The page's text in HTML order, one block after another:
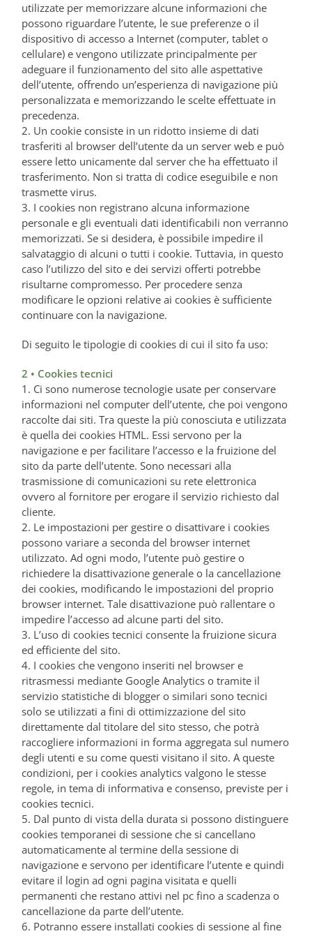
utilizzate per memorizzare alcune informazioni che
possono riguardare l’utente, le sue preferenze o il
dispositivo di accesso a Internet (computer, tablet o
cellulare) e vengono utilizzate principalmente per
adeguare il funzionamento del sito alle aspettative
dell’utente, offrendo un’esperienza di navigazione più
personalizzata e memorizzando le scelte effettuate in
precedenza.
2. Un cookie consiste in un ridotto insieme di dati
trasferiti al browser dell’utente da un server web e può
essere letto unicamente dal server che ha effettuato il
trasferimento. Non si tratta di codice eseguibile e non
trasmette virus.
3. I cookies non registrano alcuna informazione
personale e gli eventuali dati identificabili non verranno
memorizzati. Se si desidera, è possibile impedire il
salvataggio di alcuni o tutti i cookie. Tuttavia, in questo
caso l’utilizzo del sito e dei servizi offerti potrebbe
risultarne compromesso. Per procedere senza
modificare le opzioni relative ai cookies è sufficiente
continuare con la navigazione.
Di seguito le tipologie di cookies di cui il sito fa uso:
2 • Cookies tecnici
1. Ci sono numerose tecnologie usate per conservare
informazioni nel computer dell’utente, che poi vengono
raccolte dai siti. Tra queste la più conosciuta e utilizzata
è quella dei cookies HTML. Essi servono per la
navigazione e per facilitare l’accesso e la fruizione del
sito da parte dell’utente. Sono necessari alla
trasmissione di comunicazioni su rete elettronica
ovvero al fornitore per erogare il servizio richiesto dal
cliente.
2. Le impostazioni per gestire o disattivare i cookies
possono variare a seconda del browser internet
utilizzato. Ad ogni modo, l’utente può gestire o
richiedere la disattivazione generale o la cancellazione
dei cookies, modificando le impostazioni del proprio
browser internet. Tale disattivazione può rallentare o
impedire l’accesso ad alcune parti del sito.
3. L’uso di cookies tecnici consente la fruizione sicura
ed efficiente del sito.
4. I cookies che vengono inseriti nel browser e
ritrasmessi mediante Google Analytics o tramite il
servizio statistiche di blogger o similari sono tecnici
solo se utilizzati a fini di ottimizzazione del sito
direttamente dal titolare del sito stesso, che potrà
raccogliere informazioni in forma aggregata sul numero
degli utenti e su come questi visitano il sito. A queste
condizioni, per i cookies analytics valgono le stesse
regole, in tema di informativa e consenso, previste per i
cookies tecnici.
5. Dal punto di vista della durata si possono distinguere
cookies temporanei di sessione che si cancellano
automaticamente al termine della sessione di
navigazione e servono per identificare l’utente e quindi
evitare il login ad ogni pagina visitata e quelli
permanenti che restano attivi nel pc fino a scadenza o
cancellazione da parte dell’utente.
6. Potranno essere installati cookies di sessione al fine